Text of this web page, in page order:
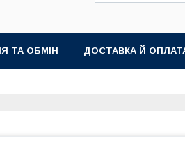
ТА ОБМІН ДОСТАВКА Й